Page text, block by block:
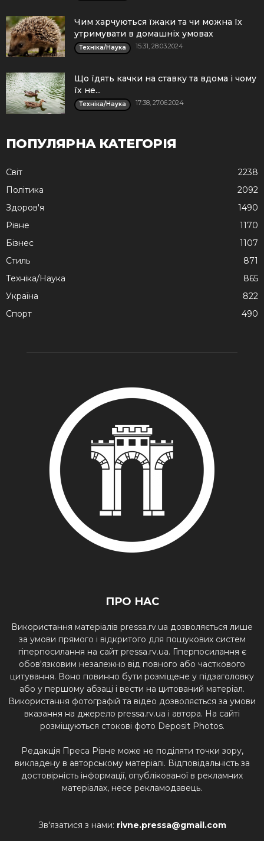
Чим харчуються їжаки та чи можна їх
утримувати в домашніх умовах
Техніка/Наука 15:31, 28.03.2024
Що їдять качки на ставку та вдома і чому
їх не...
Техніка/Наука 17:38, 27.06.2024
ПОПУЛЯРНА КАТЕГОРІЯ
Cвіт
2238
Політика
2092
Здоров'я
1490
Рівне
1170
Бізнес
1107
Стиль
871
Техніка/Наука
865
Україна
822
Спорт
490
ПРО НАС
Використання матеріалів pressa.rv.ua дозволяється лише
за умови прямого і відкритого для пошукових систем
гіперпосилання на сайт pressa.rv.ua. Гіперпосилання є
обов'язковим незалежно від повного або часткового
цитування. Воно повинно бути розміщене у підзаголовку
або у першому абзаці і вести на цитований матеріал.
Використання фотографій та відео дозволяється за умови
вказання на джерело pressa.rv.ua і автора. На сайті
розміщуються стокові фото Deposit Photos.
Редакція Преса Рівне може не поділяти точки зору,
викладену в авторському матеріалі. Відповідальність за
достовірність інформації, опублікованої в рекламних
матеріалах, несе рекламодавець.
Зв'язатися з нами: rivne.pressa@gmail.com